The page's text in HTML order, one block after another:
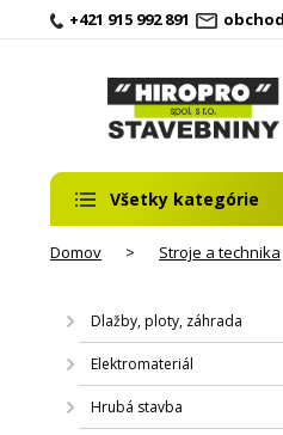
+421 915 992 891
Všetky kategórie
Domov > Stroje a technika
Dlažby, ploty, záhrada
Elektromateriál
Hrubá stavba